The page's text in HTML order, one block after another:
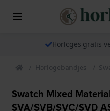
Horloges gratis
Horlogebandjes
Swatch Mixed
SVA/SVB/SVC/SVD